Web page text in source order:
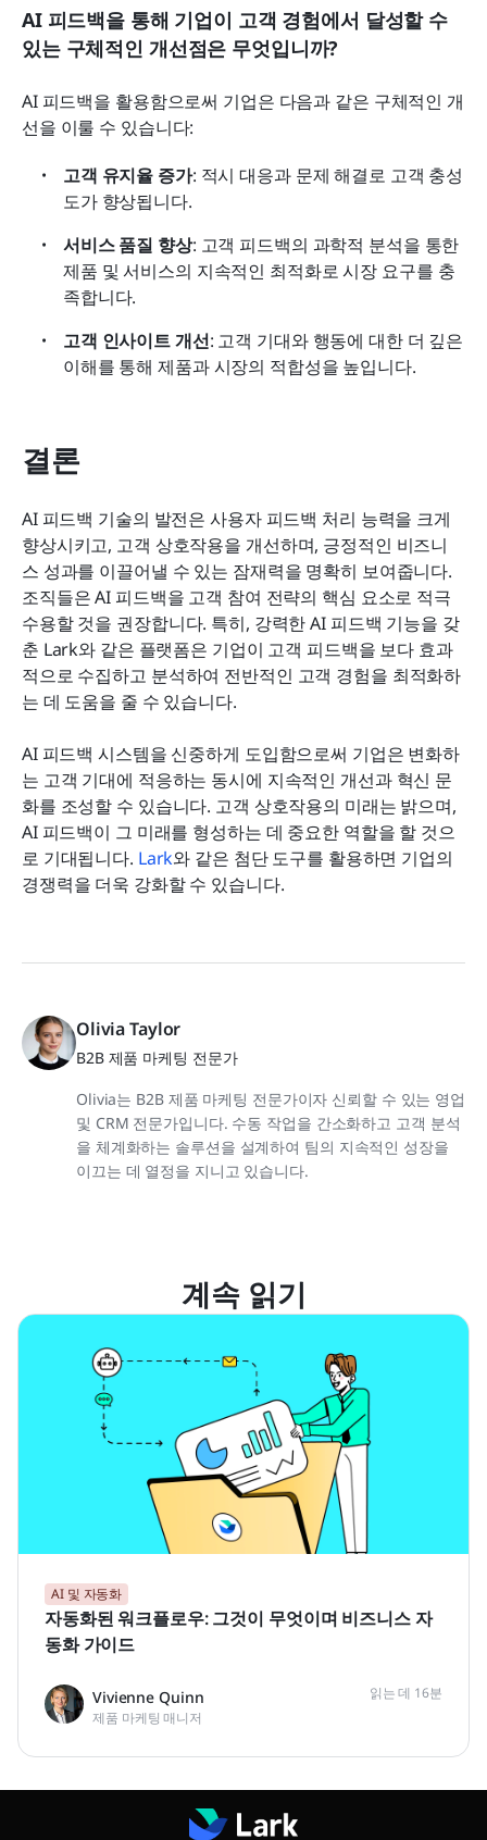
AI 피드백을 통해 기업이 고객 경험에서 달성할 수
있는 구체적인 개선점은 무엇입니까?
AI 피드백을 활용함으로써 기업은 다음과 같은 구체적인 개
선을 이룰 수 있습니다:
고객 유지율 증가: 적시 대응과 문제 해결로 고객 충성
도가 향상됩니다.
서비스 품질 향상: 고객 피드백의 과학적 분석을 통한
제품 및 서비스의 지속적인 최적화로 시장 요구를 충
족합니다.
고객 인사이트 개선: 고객 기대와 행동에 대한 더 깊은
이해를 통해 제품과 시장의 적합성을 높입니다.
결론
AI 피드백 기술의 발전은 사용자 피드백 처리 능력을 크게
향상시키고, 고객 상호작용을 개선하며, 긍정적인 비즈니
스 성과를 이끌어낼 수 있는 잠재력을 명확히 보여줍니다.
조직들은 AI 피드백을 고객 참여 전략의 핵심 요소로 적극
수용할 것을 권장합니다. 특히, 강력한 AI 피드백 기능을 갖
춘 Lark와 같은 플랫폼은 기업이 고객 피드백을 보다 효과
적으로 수집하고 분석하여 전반적인 고객 경험을 최적화하
는 데 도움을 줄 수 있습니다.
AI 피드백 시스템을 신중하게 도입함으로써 기업은 변화하
는 고객 기대에 적응하는 동시에 지속적인 개선과 혁신 문
화를 조성할 수 있습니다. 고객 상호작용의 미래는 밝으며,
AI 피드백이 그 미래를 형성하는 데 중요한 역할을 할 것으
로 기대됩니다. Lark와 같은 첨단 도구를 활용하면 기업의
경쟁력을 더욱 강화할 수 있습니다.
Olivia Taylor
B2B 제품 마케팅 전문가
Olivia는 B2B 제품 마케팅 전문가이자 신뢰할 수 있는 영업
및 CRM 전문가입니다. 수동 작업을 간소화하고 고객 분석
을 체계화하는 솔루션을 설계하여 팀의 지속적인 성장을
이끄는 데 열정을 지니고 있습니다.
계속 읽기
AI 및 자동화
자동화된 워크플로우: 그것이 무엇이며 비즈니스 자
동화 가이드
Vivienne Quinn
제품 마케팅 매니저
읽는 데 16분